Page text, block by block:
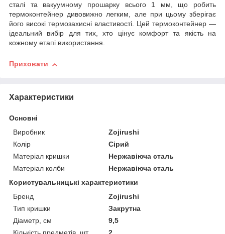
сталі та вакуумному прошарку всього 1 мм, що робить
термоконтейнер дивовижно легким, але при цьому зберігає
його високі термозахисні властивості. Цей термоконтейнер —
ідеальний вибір для тих, хто цінує комфорт та якість на
кожному етапі використання.
Приховати
Характеристики
Основні
Виробник
Zojirushi
Колір
Сірий
Матеріал кришки
Нержавіюча сталь
Матеріал колби
Нержавіюча сталь
Користувальницькі характеристики
Бренд
Zojirushi
Тип кришки
Закрутна
Діаметр, см
9,5
Кількість предметів, шт
2